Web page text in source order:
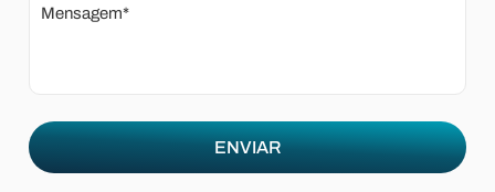
Mensagem*